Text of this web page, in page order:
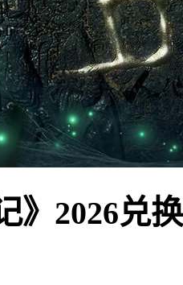
》2026兑